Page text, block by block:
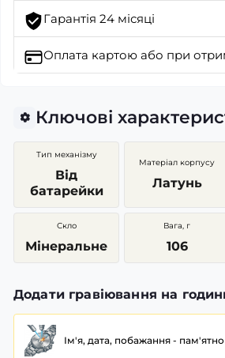
Гарантія 24 місяці
Оплата картою або при
Ключові
Тип механізму
Від
батарейки
Матеріал корпусу
Латунь
Скло
Мінеральне
Вага, г
106
Додати гравіювання на
Ім'я, дата, побажання -